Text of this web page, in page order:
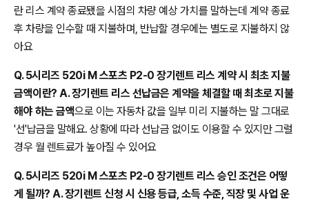
란 리스 계약 종료됐을 시점의 차량 예상 가치를 말하는데 계약 종료
후 차량을 인수할 때 지불하며, 반납할 경우에는 별도로 지불하지 않
아요
Q. 5시리즈 520i M 스포츠 P2-0 장기렌트 리스 계약 시 최초 지불
금액이란? A. 장기렌트 리스 선납금은 계약을 체결할 때 최초로 지불
해야 하는 금액으로 이는 자동차 값을 일부 미리 지불하는 말 그대로
'선'납금을 말해요. 상황에 따라 선납금 없이도 이용할 수 있지만 그럴
경우 월 렌트료가 높아질 수 있어요
Q. 5시리즈 520i M 스포츠 P2-0 장기렌트 리스 승인 조건은 어떻
게 될까? A. 장기렌트 신청 시 신용 등급, 소득 수준, 직장 및 사업 운